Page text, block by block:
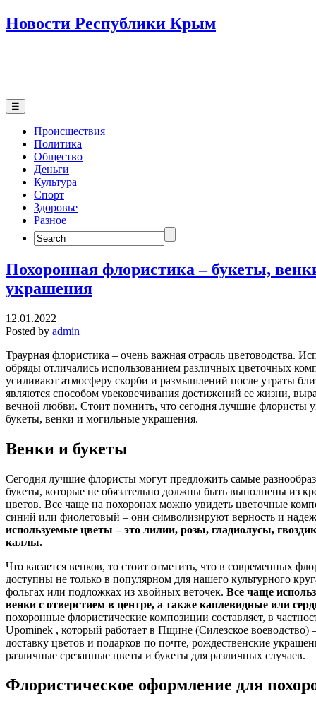
Новости Республики Крым
☰
Происшествия
Политика
Общество
Деньги
Культура
Спорт
Здоровье
Разное
Search
for:
Похоронная флористика – букеты,
украшения
12.01.2022
Posted by admin
Траурная флористика – очень важная отрасль цветоводства.
обряды отличались использованием различных цветочных
усиливают атмосферу скорби и размышлений после утраты
являются способом увековечивания достижений ее жизни,
вечной любви. Стоит помнить, что сегодня лучшие флористы
букеты, венки и могильные украшения.
Венки и букеты
Сегодня лучшие флористы могут предложить самые
букеты, которые не обязательно должны быть выполнены из
цветов. Все чаще на похоронах можно увидеть цветочные
синий или фиолетовый – они символизируют верность и
используемые цветы – это лилии, розы, гладиолусы,
каллы.
Что касается венков, то стоит отметить, что в современных
доступны не только в популярном для нашего культурного
фольгах или подложках из хвойных веточек. Все чаще
венки с отверстием в центре, а также каплевидные или
похоронные флористические композиции составляет, в
Upominek , который работает в Пщине (Силезское воеводство)
доставку цветов и подарков по почте, рождественские
различные срезанные цветы и букеты для различных случаев.
Флористическое оформление для